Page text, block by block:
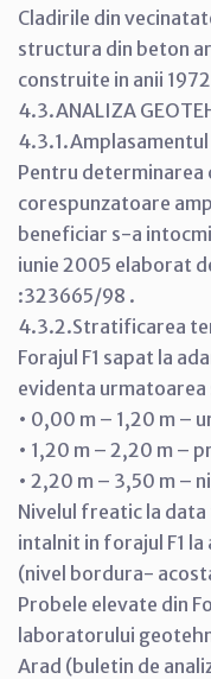
Cladirile din
structura din beton
construite in anii
4.3.ANALIZA
4.3.1.Amplasamentul
Pentru
corespunzatoare
beneficiar s-a
iunie 2005 elaborat
:323665/98 .
4.3.2.Stratificarea
Forajul F1 sapat la
evidenta
• 0,00 m – 1,20 m –
• 1,20 m – 2,20 m –
• 2,20 m – 3,50 m –
Nivelul freatic la
intalnit in forajul F1 la
(nivel bordura-
Probele elevate din
laboratorului
Arad (buletin de